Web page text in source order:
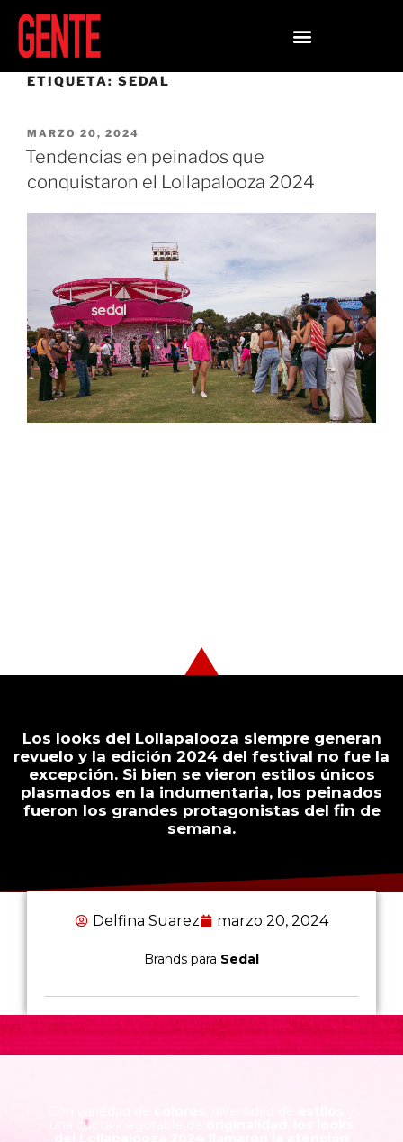
ETIQUETA: SEDAL
MARZO 20, 2024
Tendencias en peinados que
conquistaron el Lollapalooza 2024
Los looks del Lollapalooza siempre generan
revuelo y la edición 2024 del festival no fue la
excepción. Si bien se vieron estilos únicos
plasmados en la indumentaria, los peinados
fueron los grandes protagonistas del fin de
semana.
Delfina Suarez marzo 20, 2024
Brands para Sedal
una cuota inagotable de